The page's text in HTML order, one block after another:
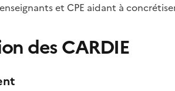
et CPE aidant à
des CARDIE